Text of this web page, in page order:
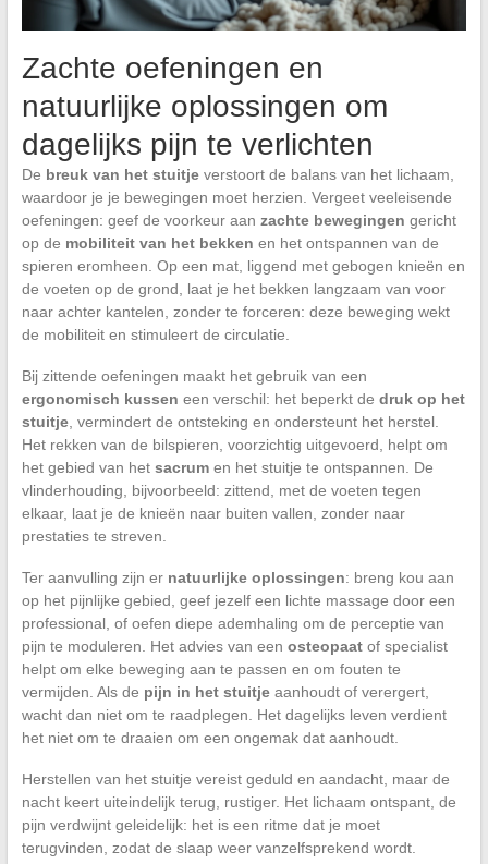
Zachte oefeningen en
natuurlijke oplossingen om
dagelijks pijn te verlichten
De breuk van het stuitjeverstoort de balans van het lichaam,
waardoor je je bewegingen moet herzien. Vergeet veeleisende
oefeningen: geef de voorkeur aan zachte bewegingen gericht
op de mobiliteit van het bekken en het ontspannen van de
spieren eromheen. Op een mat, liggend met gebogen knieën en
de voeten op de grond, laat je het bekken langzaam van voor
naar achter kantelen, zonder te forceren: deze beweging wekt
de mobiliteit en stimuleert de circulatie.
Bij zittende oefeningen maakt het gebruik van een
ergonomisch kussen een verschil: het beperkt de druk op het
stuitje, vermindert de ontsteking en ondersteunt het herstel.
Het rekken van de bilspieren, voorzichtig uitgevoerd, helpt om
het gebied van het sacrumen het stuitje te ontspannen. De
vlinderhouding, bijvoorbeeld: zittend, met de voeten tegen
elkaar, laat je de knieën naar buiten vallen, zonder naar
prestaties te streven.
Ter aanvulling zijn er natuurlijke oplossingen: breng kou aan
op het pijnlijke gebied, geef jezelf een lichte massage door een
professional, of oefen diepe ademhaling om de perceptie van
pijn te moduleren. Het advies van een osteopaatof specialist
helpt om elke beweging aan te passen en om fouten te
vermijden. Als de pijn in het stuitjeaanhoudt of verergert,
wacht dan niet om te raadplegen. Het dagelijks leven verdient
het niet om te draaien om een ongemak dat aanhoudt.
Herstellen van het stuitje vereist geduld en aandacht, maar de
nacht keert uiteindelijk terug, rustiger. Het lichaam ontspant, de
pijn verdwijnt geleidelijk: het is een ritme dat je moet
terugvinden, zodat de slaap weer vanzelfsprekend wordt.